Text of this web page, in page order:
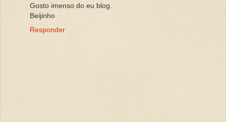
Gosto imenso do eu blog.
Beijinho
Responder